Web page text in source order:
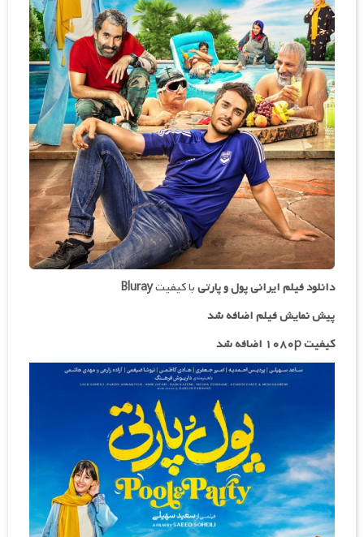
دانلود فیلم ایرانیپول و پارتیبا کیفیتBluray
پیش نمایش فیلم اضافه شد
کیفیت ۱۰۸۰p اضافه شد